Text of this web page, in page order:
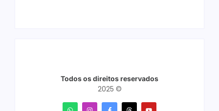
Todos os direitos reservados
2025 ©